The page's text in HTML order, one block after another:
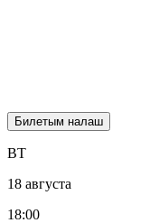
Билетым налаш
ВТ
18 августа
18:00